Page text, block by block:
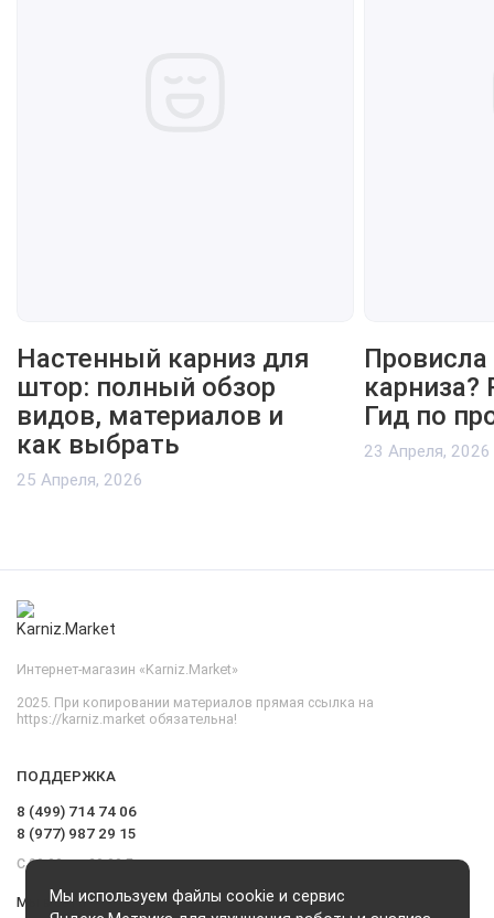
Настенный карниз для
штор: полный обзор
видов, материалов и
как выбрать
25 Апреля, 2026
Провисла
карниза?
Гид по
23 Апреля, 2026
Мы используем файлы cookie и сервис
Интернет-магазин «Karniz.Market»
2025. При копировании материалов прямая ссылка на
https://karniz.market обязательна!
ПОДДЕРЖКА
8 (499) 714 74 06
8 (977) 987 29 15
С 09.00 до 20.00 Без выходных и перерывов
Мы в сети